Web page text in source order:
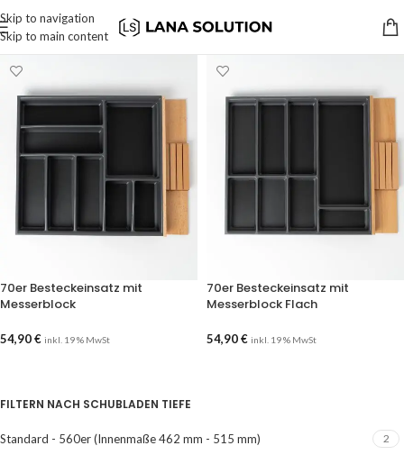
Skip to navigation
Skip to main content
FILTERN NACH SCHUBLADEN TIEFE
Standard - 560er (Innenmaße 462 mm - 515 mm) 2
70er Besteckeinsatz mit
Messerblock
54,90€ inkl. 19 % MwSt
70er Besteckeinsatz mit
Messerblock Flach
54,90€ inkl. 19 % MwSt